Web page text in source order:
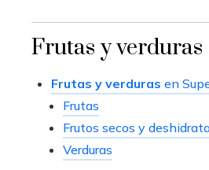
Frutas y verduras
Frutas y verduras en
Frutas
Frutos secos y
Verduras